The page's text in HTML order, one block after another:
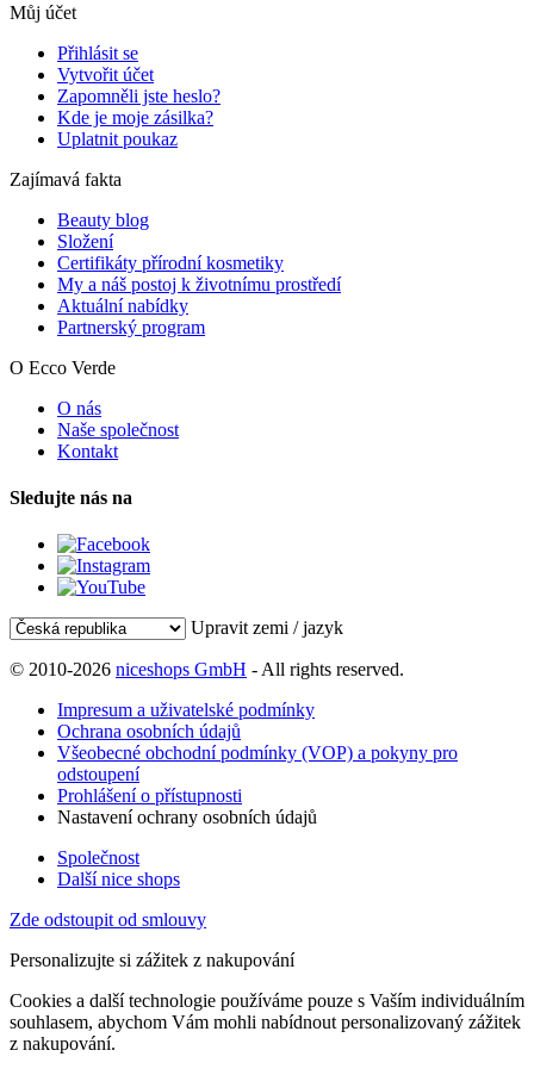
Můj účet
Přihlásit se
Vytvořit účet
Zapomněli jste heslo?
Kde je moje zásilka?
Uplatnit poukaz
Zajímavá fakta
Beauty blog
Složení
Certifikáty přírodní kosmetiky
My a náš postoj k životnímu prostředí
Aktuální nabídky
Partnerský program
O Ecco Verde
O nás
Naše společnost
Kontakt
Sledujte nás na
Upravit zemi / jazyk
© 2010-2026 niceshops GmbH - All rights reserved.
Impresum a uživatelské podmínky
Ochrana osobních údajů
Všeobecné obchodní podmínky (VOP) a pokyny pro
odstoupení
Prohlášení o přístupnosti
Nastavení ochrany osobních údajů
Společnost
Další nice shops
Zde odstoupit od smlouvy
Personalizujte si zážitek z nakupování
Cookies a další technologie používáme pouze s Vaším individuálním
souhlasem, abychom Vám mohli nabídnout personalizovaný zážitek
z nakupování.